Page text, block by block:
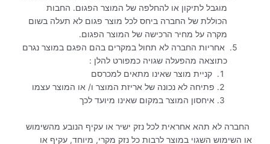
מוגבל לתיקון או להחלפה של המוצר הפגום. החבות
הכוללת של החברה ביחס לכל מוצר פגום לא תעלה בשום
מקרה על מחיר הרכישה של המוצר הפגום.
אחריות החברה לא תחול במקרים בהם הפגם במוצר נגרם
כתוצאה מהפעלה שגויה כמפורט להלן :
קניית מוצר שאינו מתאים למכרסם
פתיחה לא נכונה של אריזת המוצר ו/ או המוצר עצמו
איחסון המוצר במקום שאינו מיועד לכך
החברה לא תהא אחראית לכל נזק ישיר או עקיף הנובע מהשימוש
או השימוש השגוי במוצר לרבות כל נזק מקרי, מיוחד, עקיף או